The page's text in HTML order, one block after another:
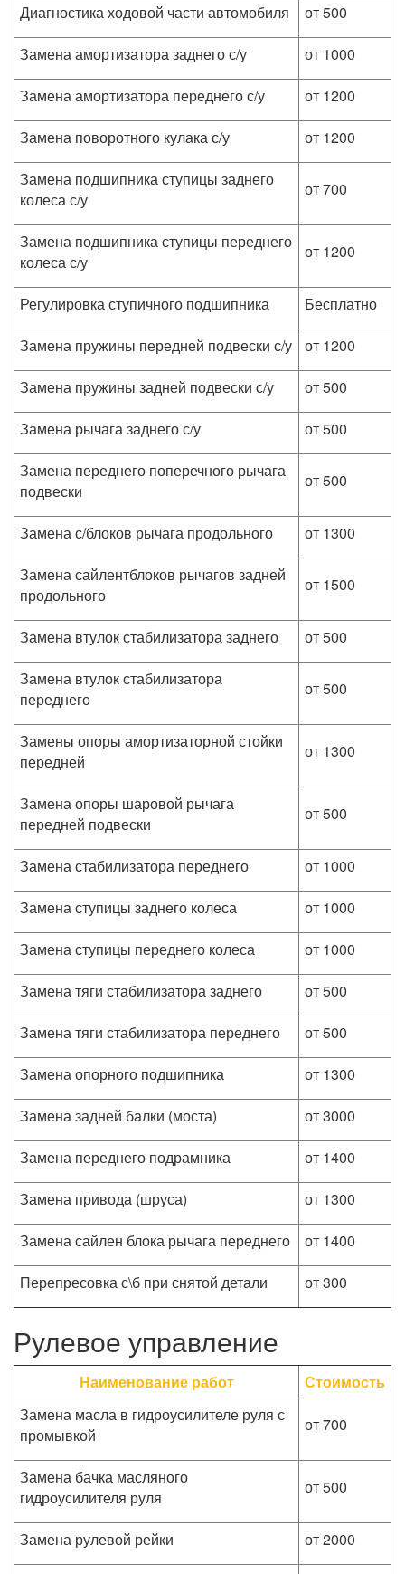
Диагностика ходовой части автомобиля
от 500
Замена амортизатора заднего с/у
от 1000
Замена амортизатора переднего с/у
от 1200
Замена поворотного кулака с/у
от 1200
Замена подшипника ступицы заднего
колеса с/у
от 700
Замена подшипника ступицы переднего
колеса с/у
от 1200
Регулировка ступичного подшипника
Бесплатно
Замена пружины передней подвески с/у
от 1200
Замена пружины задней подвески с/у
от 500
Замена рычага заднего с/у
от 500
Замена переднего поперечного рычага
подвески
от 500
Замена с/блоков рычага продольного
от 1300
Замена сайлентблоков рычагов задней
продольного
от 1500
Замена втулок стабилизатора заднего
от 500
Замена втулок стабилизатора
переднего
от 500
Замены опоры амортизаторной стойки
передней
от 1300
Замена опоры шаровой рычага
передней подвески
от 500
Замена стабилизатора переднего
от 1000
Замена ступицы заднего колеса
от 1000
Замена ступицы переднего колеса
от 1000
Замена тяги стабилизатора заднего
от 500
Замена тяги стабилизатора переднего
от 500
Замена опорного подшипника
от 1300
Замена задней балки (моста)
от 3000
Замена переднего подрамника
от 1400
Замена привода (шруса)
от 1300
Замена сайлен блока рычага переднего
от 1400
Перепресовка с\б при снятой детали
от 300
Рулевое управление
Наименование работ
Стоимость
Замена масла в гидроусилителе руля с
промывкой
от 700
Замена бачка масляного
гидроусилителя руля
от 500
Замена рулевой рейки
от 2000